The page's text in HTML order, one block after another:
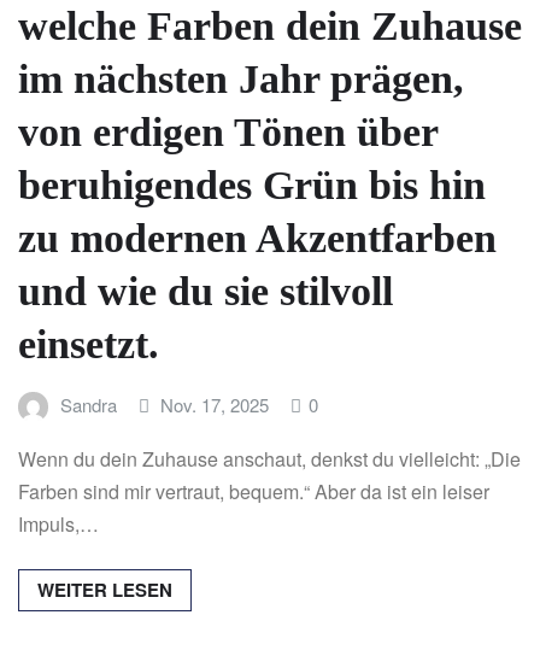
welche Farben dein Zuhause
im nächsten Jahr prägen,
von erdigen Tönen über
beruhigendes Grün bis hin
zu modernen Akzentfarben
und wie du sie stilvoll
einsetzt.
Sandra Nov. 17, 2025 0
Wenn du dein Zuhause anschaut, denkst du vielleicht: „Die
Farben sind mir vertraut, bequem.“ Aber da ist ein leiser
Impuls,…
WEITER LESEN